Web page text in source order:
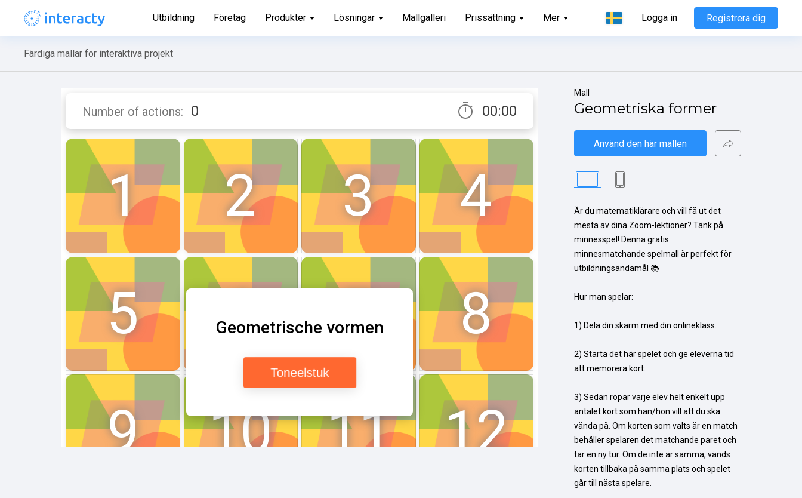
Utbildning Företag Produkter Lösningar Mallgalleri Prissättning Mer Logga in Registrera dig
Färdiga mallar för interaktiva projekt
Mall
Geometriska former
Använd den här mallen
Är du matematiklärare och vill få ut det
mesta av dina Zoom-lektioner? Tänk på
minnesspel! Denna gratis
minnesmatchande spelmall är perfekt för
utbildningsändamål 📚
Hur man spelar:
1) Dela din skärm med din onlineklass.
2) Starta det här spelet och ge eleverna tid
att memorera kort.
3) Sedan ropar varje elev helt enkelt upp
antalet kort som han/hon vill att du ska
vända på. Om korten som valts är en match
behåller spelaren det matchande paret och
tar en ny tur. Om de inte är samma, vänds
korten tillbaka på samma plats och spelet
går till nästa spelare.